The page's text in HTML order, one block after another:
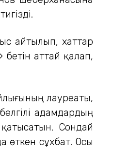
айтылып, хаттар
бетін аттай қалап,
лауреаты,
адамдардың
Сондай
өткен сұхбат. Осы